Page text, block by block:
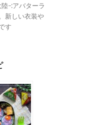
-:アバターラ
新しい衣装や
す